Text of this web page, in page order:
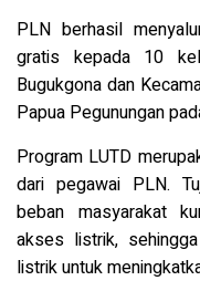
PLN berhasil
gratis kepada 10
Bugukgona dan
Papua Pegunungan
Program LUTD
dari pegawai PLN.
beban masyarakat
akses listrik,
listrik untuk